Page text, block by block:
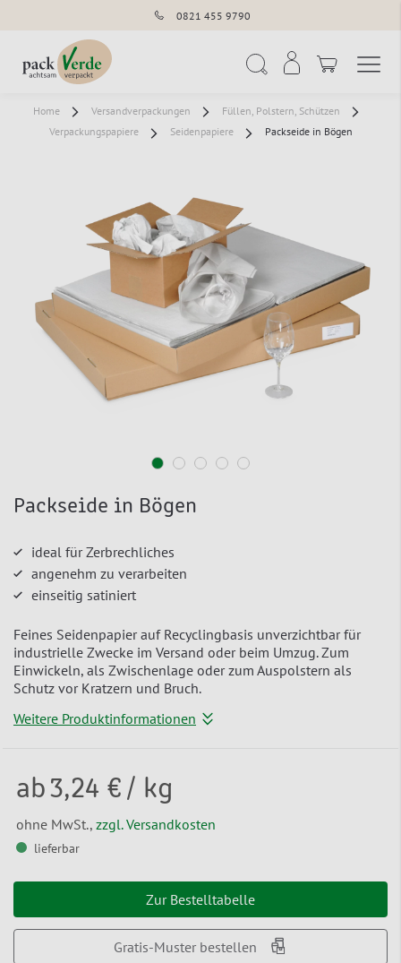
0821 455 9790
Home Versandverpackungen
Füllen, Polstern, Schützen
Verpackungspapiere
Seidenpapiere Packseide in Bögen
Packseide in Bögen
ideal für Zerbrechliches
angenehm zu verarbeiten
einseitig satiniert
Feines Seidenpapier auf Recyclingbasis unverzichtbar für
industrielle Zwecke im Versand oder beim Umzug. Zum
Einwickeln, als Zwischenlage oder zum Auspolstern als
Schutz vor Kratzern und Bruch.
Weitere Produktinformationen
ab3,24 € / kg
ohne MwSt., zzgl. Versandkosten
lieferbar
Zur Bestelltabelle
Gratis-Muster bestellen